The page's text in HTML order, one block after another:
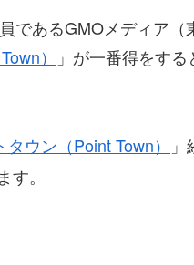
であるGMOメディア（
）
」が一番得をす
タウン（Point Town）
。